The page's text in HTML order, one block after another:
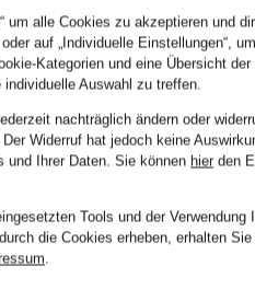
Dirndl
um alle Cookies zu akzeptieren und
auf „Individuelle Einstellungen“,
Kategorien und eine Übersicht
Auswahl zu treffen.
nachträglich ändern oder
Widerruf hat jedoch keine
und Ihrer Daten. Sie können hier den
Tools und der Verwendung
die Cookies erheben, erhalten
.